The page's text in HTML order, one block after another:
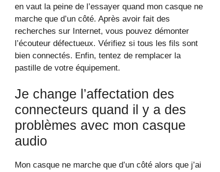
en vaut la peine de l’essayer quand mon casque ne
marche que d’un côté. Après avoir fait des
recherches sur Internet, vous pouvez démonter
l’écouteur défectueux. Vérifiez si tous les fils sont
bien connectés. Enfin, tentez de remplacer la
pastille de votre équipement.
Je change l’affectation des
connecteurs quand il y a des
problèmes avec mon casque
audio
Mon casque ne marche que d’un côté alors que j’ai